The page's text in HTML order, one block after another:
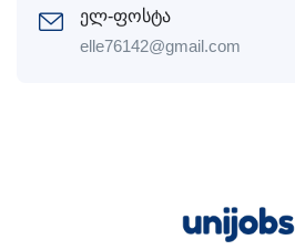
ელ-ფოსტა
elle76142@gmail.com